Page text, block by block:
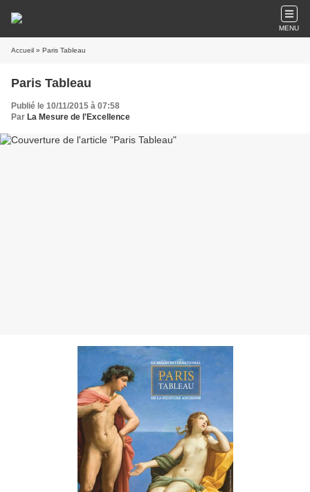
MENU
Accueil » Paris Tableau
Paris Tableau
Publié le 10/11/2015 à 07:58
Par La Mesure de l'Excellence